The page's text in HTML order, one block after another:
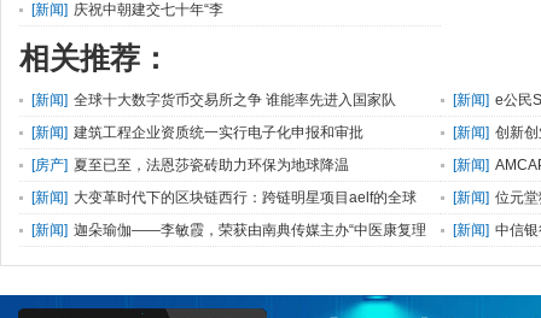
[新闻] 庆祝中朝建交七十年“李
相关推荐：
[新闻] 全球十大数字货币交易所之争 谁能率先进入国家队 [新闻] e公民
展大会
[新闻] 建筑工程企业资质统一实行电子化申报和审批 [新闻] 创新
办
[房产] 夏至已至，法恩莎瓷砖助力环保为地球降温 [新闻]
[新闻] 大变革时代下的区块链西行：跨链明星项目aelf的全球
化野心
[新闻] 位元
[新闻] 迦朵瑜伽——李敏霞，荣获由南典传媒主办“中医康复理
疗师”第三名
[新闻] 中信